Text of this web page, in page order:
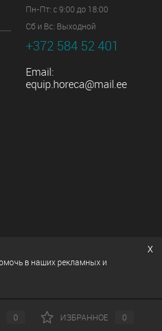
Пн-Пт: с 9:00 до 18:00
Сб и Вс: Выходной
+372 584 52 401
Email:
equip.horeca@mail.ee
0 ИЗБРАННОЕ 0
x
в наших рекламных и